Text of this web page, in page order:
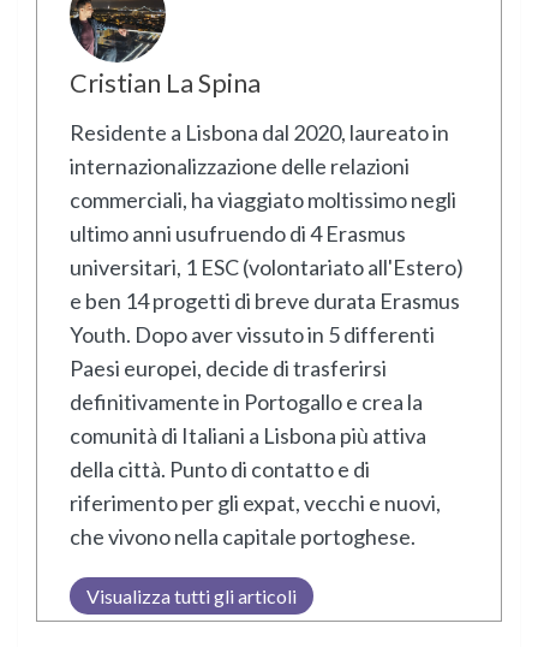
Cristian La Spina
Residente a Lisbona dal 2020, laureato in
internazionalizzazione delle relazioni
commerciali, ha viaggiato moltissimo negli
ultimo anni usufruendo di 4 Erasmus
universitari, 1 ESC (volontariato all'Estero)
e ben 14 progetti di breve durata Erasmus
Youth. Dopo aver vissuto in 5 differenti
Paesi europei, decide di trasferirsi
definitivamente in Portogallo e crea la
comunità di Italiani a Lisbona più attiva
della città. Punto di contatto e di
riferimento per gli expat, vecchi e nuovi,
che vivono nella capitale portoghese.
Visualizza tutti gli articoli